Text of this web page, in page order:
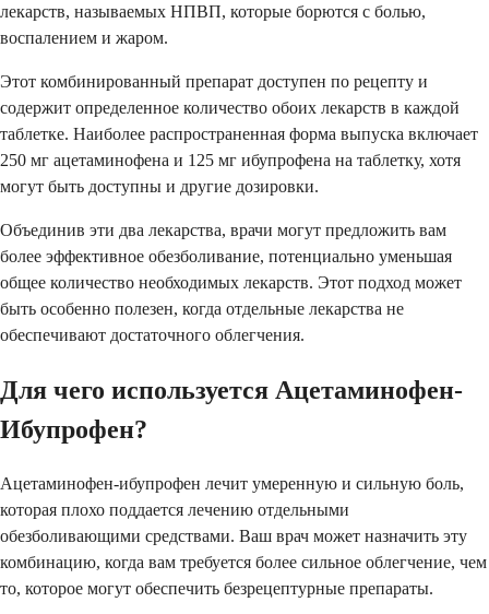
лекарств, называемых НПВП, которые борются с болью,
воспалением и жаром.
Этот комбинированный препарат доступен по рецепту и
содержит определенное количество обоих лекарств в каждой
таблетке. Наиболее распространенная форма выпуска включает
250 мг ацетаминофена и 125 мг ибупрофена на таблетку, хотя
могут быть доступны и другие дозировки.
Объединив эти два лекарства, врачи могут предложить вам
более эффективное обезболивание, потенциально уменьшая
общее количество необходимых лекарств. Этот подход может
быть особенно полезен, когда отдельные лекарства не
обеспечивают достаточного облегчения.
Для чего используется Ацетаминофен-
Ибупрофен?
Ацетаминофен-ибупрофен лечит умеренную и сильную боль,
которая плохо поддается лечению отдельными
обезболивающими средствами. Ваш врач может назначить эту
комбинацию, когда вам требуется более сильное облегчение, чем
то, которое могут обеспечить безрецептурные препараты.